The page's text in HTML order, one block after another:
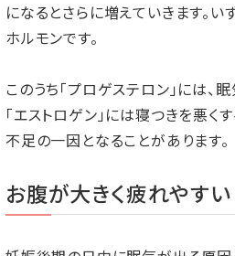
になるとさらに増えていきます。
ホルモンです。
このうち「プロゲステロン」には、
「エストロゲン」には寝つきを悪く
不足の一因となることがあります。
お腹が大きく疲れやすい